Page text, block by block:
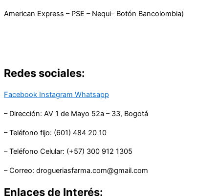
American Express – PSE – Nequi- Botón Bancolombia)
Redes sociales:
Facebook Instagram Whatsapp
– Dirección: AV 1 de Mayo 52a – 33, Bogotá
– Teléfono fijo: (601) 484 20 10
– Teléfono Celular: (+57) 300 912 1305
– Correo: drogueriasfarma.com@gmail.com
Enlaces de Interés: